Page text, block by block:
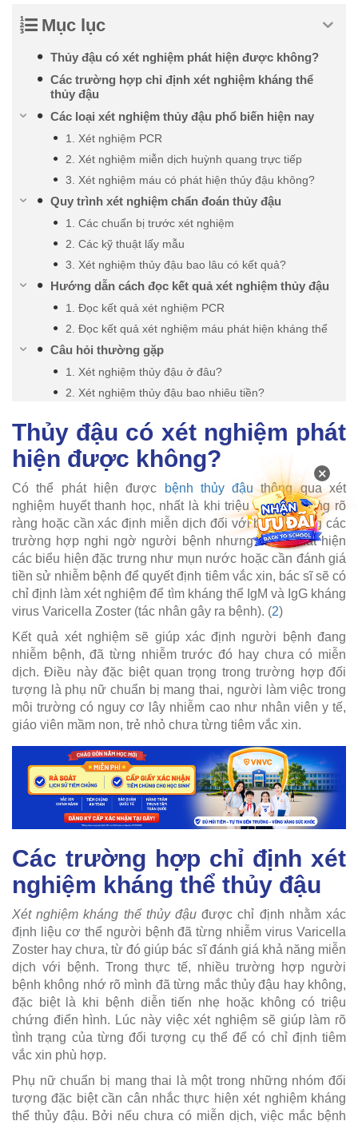
Mục lục
Thủy đậu có xét nghiệm phát hiện được không?
Các trường hợp chỉ định xét nghiệm kháng thể
thủy đậu
Các loại xét nghiệm thủy đậu phổ biến hiện nay
1. Xét nghiệm PCR
2. Xét nghiệm miễn dịch huỳnh quang trực tiếp
3. Xét nghiệm máu có phát hiện thủy đậu không?
Quy trình xét nghiệm chẩn đoán thủy đậu
1. Các chuẩn bị trước xét nghiệm
2. Các kỹ thuật lấy mẫu
3. Xét nghiệm thủy đậu bao lâu có kết quả?
Hướng dẫn cách đọc kết quả xét nghiệm thủy đậu
1. Đọc kết quả xét nghiệm PCR
2. Đọc kết quả xét nghiệm máu phát hiện kháng thể
Câu hỏi thường gặp
1. Xét nghiệm thủy đậu ở đâu?
2. Xét nghiệm thủy đậu bao nhiêu tiền?
Thủy đậu có xét nghiệm phát
hiện được không?
Có thể phát hiện được bệnh thủy đậuthông qua xét
nghiệm huyết thanh học, nhất là khi triệu chứng không rõ
ràng hoặc cần xác định miễn dịch đối với bệnh. Trong các
trường hợp nghi ngờ người bệnh nhưng chưa xuất hiện
các biểu hiện đặc trưng như mụn nước hoặc cần đánh giá
tiền sử nhiễm bệnh để quyết định tiêm vắc xin, bác sĩ sẽ có
chỉ định làm xét nghiệm để tìm kháng thể IgM và IgG kháng
virus Varicella Zoster (tác nhân gây ra bệnh). (2)
Kết quả xét nghiệm sẽ giúp xác định người bệnh đang
nhiễm bệnh, đã từng nhiễm trước đó hay chưa có miễn
dịch. Điều này đặc biệt quan trọng trong trường hợp đối
tượng là phụ nữ chuẩn bị mang thai, người làm việc trong
môi trường có nguy cơ lây nhiễm cao như nhân viên y tế,
giáo viên mầm non, trẻ nhỏ chưa từng tiêm vắc xin.
Các trường hợp chỉ định xét
nghiệm kháng thể thủy đậu
Xét nghiệm kháng thể thủy đậu được chỉ định nhằm xác
định liệu cơ thể người bệnh đã từng nhiễm virus Varicella
Zoster hay chưa, từ đó giúp bác sĩ đánh giá khả năng miễn
dịch với bệnh. Trong thực tế, nhiều trường hợp người
bệnh không nhớ rõ mình đã từng mắc thủy đậu hay không,
đặc biệt là khi bệnh diễn tiến nhẹ hoặc không có triệu
chứng điển hình. Lúc này việc xét nghiệm sẽ giúp làm rõ
tình trạng của từng đối tượng cụ thể để có chỉ định tiêm
vắc xin phù hợp.
Phụ nữ chuẩn bị mang thai là một trong những nhóm đối
tượng đặc biệt cần cân nhắc thực hiện xét nghiệm kháng
thể thủy đậu. Bởi nếu chưa có miễn dịch, việc mắc bệnh
×